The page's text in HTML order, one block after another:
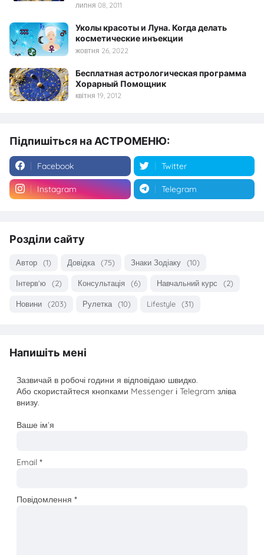
липня 08, 2011
Уколы красоты и Луна. Когда делать
косметические инъекции
жовтня 26, 2022
Бесплатная астрологическая программа
Хорарный Помощник
квітня 19, 2012
Підпишіться на АСТРОМЕНЮ:
Facebook Twitter
Instagram Telegram
Розділи сайту
Автор (1) Довідка (75) Знаки Зодіаку (10)
Інтерв'ю (2) Консультація (6) Навчальний курс (2)
Новини (203) Рулетка (10) Lifestyle (31)
Напишіть мені
Зазвичай в робочі години я відповідаю швидко.
Або скористайтеся кнопками Messenger і Telegram зліва
внизу.
Ваше ім’я
Email*
Повідомлення*